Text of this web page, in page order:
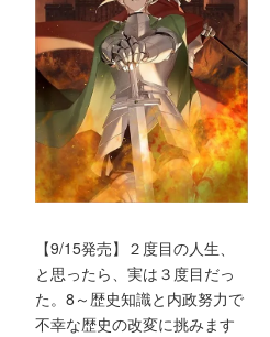
【9/15発売】２度目の人生、
と思ったら、実は３度目だっ
た。8～歴史知識と内政努力で
不幸な歴史の改変に挑みます